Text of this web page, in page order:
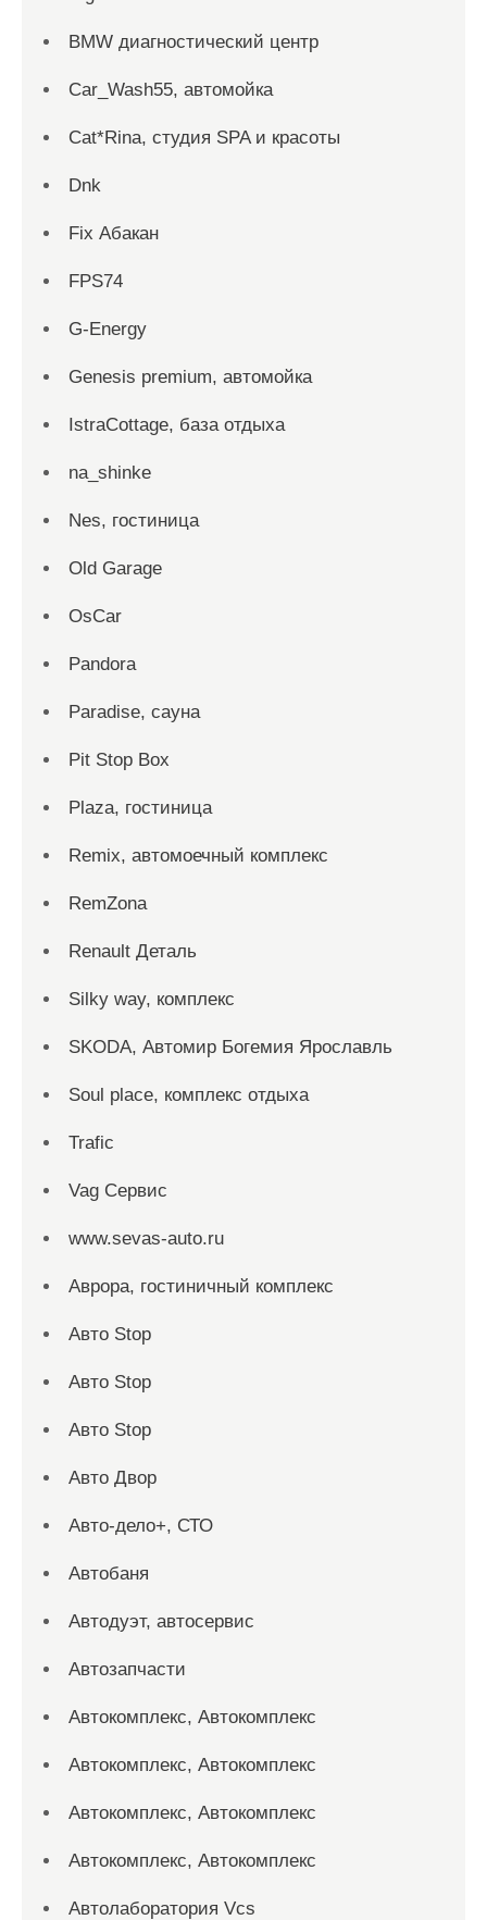
BMW диагностический центр
Car_Wash55, автомойка
Cat*Rina, студия SPA и красоты
Dnk
Fix Абакан
FPS74
G-Energy
Genesis premium, автомойка
IstraCottage, база отдыха
na_shinke
Nes, гостиница
Old Garage
OsCar
Pandora
Paradise, сауна
Pit Stop Box
Plaza, гостиница
Remix, автомоечный комплекс
RemZona
Renault Деталь
Silky way, комплекс
SKODA, Автомир Богемия Ярославль
Soul place, комплекс отдыха
Trafic
Vag Сервис
www.sevas-auto.ru
Аврора, гостиничный комплекс
Авто Stop
Авто Stop
Авто Stop
Авто Двор
Авто-дело+, СТО
Автобаня
Автодуэт, автосервис
Автозапчасти
Автокомплекс, Автокомплекс
Автокомплекс, Автокомплекс
Автокомплекс, Автокомплекс
Автокомплекс, Автокомплекс
Автолаборатория Vcs